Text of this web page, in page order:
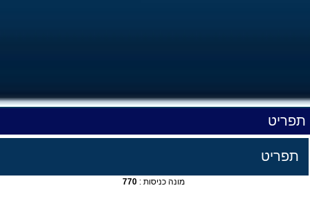
תפריט
תפריט
מונה כניסות : 770